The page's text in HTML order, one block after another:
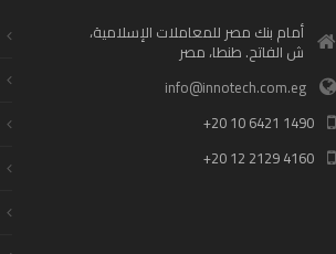
أمام بنك مصر للمعاملات الإسلامية،
ش الفاتح. طنطا، مصر
info@innotech.com.eg
+20 10 6421 1490
+20 12 2129 4160